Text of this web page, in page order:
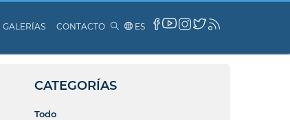
GALERÍAS CONTACTO ES
CATEGORÍAS
Todo